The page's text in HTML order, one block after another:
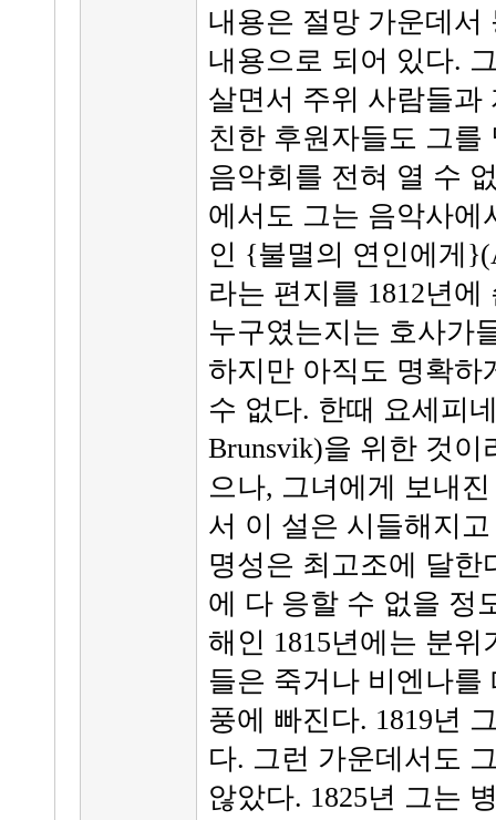
내용은 절망 가운데서
내용으로 되어 있다.
살면서 주위 사람들과
친한 후원자들도 그를
음악회를 전혀 열 수
에서도 그는 음악사에
인 {불멸의 연인에게
라는 편지를 1812년
누구였는지는 호사가
하지만 아직도 명확하
수 없다. 한때 요세피
Brunsvik)을 위한 것
으나, 그녀에게 보내
서 이 설은 시들해지
명성은 최고조에 달한
에 다 응할 수 없을 정
해인 1815년에는 분
들은 죽거나 비엔나를
풍에 빠진다. 1819년
다. 그런 가운데서도
않았다. 1825년 그는